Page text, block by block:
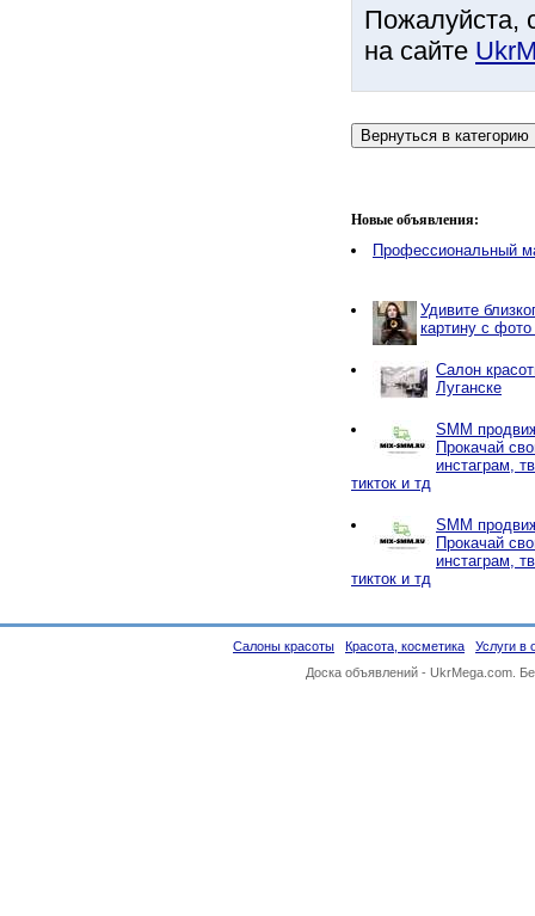
Пожалуйста,
на сайте
Новые объявления:
Профессиональный
Удивите
картину с
Салон
Луганске
SMM
Прокачай
инстаграм,
тикток и тд
SMM
Прокачай
инстаграм,
тикток и тд
Салоны красоты Красота, косметика
Услуги в
Доска объявлений - UkrMega.com.